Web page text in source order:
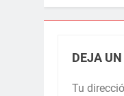
DEJA
Tu